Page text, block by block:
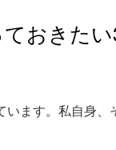
おきた
ます。私自身